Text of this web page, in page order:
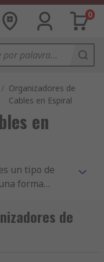
0
/ Organizadores de
Cables en Espiral
en
un tipo de
forma
tamaños y
entorno y los
debería
de